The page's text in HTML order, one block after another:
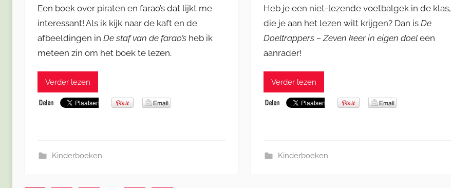
Een boek over piraten en farao’s dat lijkt me
interessant! Als ik kijk naar de kaft en de
afbeeldingen in De staf van de farao’s heb ik
meteen zin om het boek te lezen.
Verder lezen
Kinderboeken
Heb je een niet-lezende voetbalgek in de klas,
die je aan het lezen wilt krijgen? Dan isDe
Doeltrappers – Zeven keer in eigen doel een
aanrader!
Verder lezen
Kinderboeken